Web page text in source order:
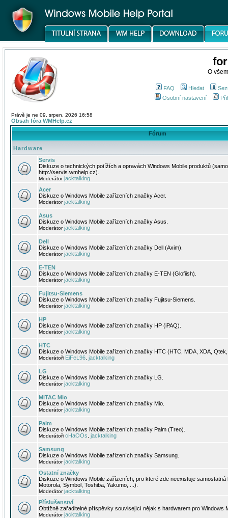
O
FAQ Hledat
Osobní nastavení
Právě je ne 09. srpen, 2026 16:58
Obsah fóra WMHelp.cz
Fórum
Hardware
Servis
Diskuze o technických potížích a opravách Windows Mobile produktů
http://servis.wmhelp.cz).
Moderátorjacktalking
Acer
Diskuze o Windows Mobile zařízeních značky Acer.
Moderátorjacktalking
Asus
Diskuze o Windows Mobile zařízeních značky Asus.
Moderátorjacktalking
Dell
Diskuze o Windows Mobile zařízeních značky Dell (Axim).
Moderátorjacktalking
E-TEN
Diskuze o Windows Mobile zařízeních značky E-TEN (Glofiish).
Moderátorjacktalking
Fujitsu-Siemens
Diskuze o Windows Mobile zařízeních značky Fujitsu-Siemens.
Moderátorjacktalking
HP
Diskuze o Windows Mobile zařízeních značky HP (iPAQ).
Moderátorjacktalking
HTC
Diskuze o Windows Mobile zařízeních značky HTC (HTC, MDA, XDA,
Moderátoři EiFeL96 jacktalking
LG
Diskuze o Windows Mobile zařízeních značky LG.
Moderátorjacktalking
MiTAC Mio
Diskuze o Windows Mobile zařízeních značky Mio.
Moderátorjacktalking
Palm
Diskuze o Windows Mobile zařízeních značky Palm (Treo).
Moderátoři cHaOOs jacktalking
Samsung
Diskuze o Windows Mobile zařízeních značky Samsung.
Moderátorjacktalking
Ostatní značky
Diskuze o Windows Mobile zařízeních, pro které zde neexistuje
Motorola, Symbol, Toshiba, Yakumo, ...).
Moderátorjacktalking
Příslušenství
Obtížně zařaditelné příspěvky související nějak s hardwarem pro Windows
Moderátorjacktalking